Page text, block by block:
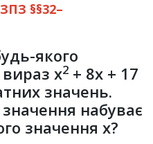
ЗПЗ §§32–
якого
вираз x2 + 8x + 17
значень.
набуває
значення x?